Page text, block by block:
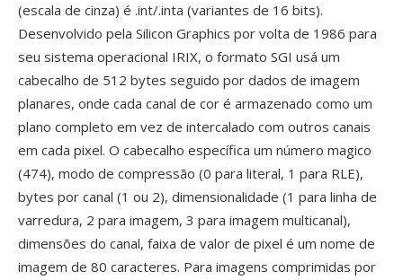
(escala de cinza) é .int/.inta (variantes de 16 bits).
Desenvolvido pela Silicon Graphics por volta de 1986 para
seu sistema operacional IRIX, o formato SGI usá um
cabecalho de 512 bytes seguido por dados de imagem
planares, onde cada canal de cor é armazenado como um
plano completo em vez de intercalado com outros canais
em cada pixel. O cabecalho específica um número magico
(474), modo de compressão (0 para literal, 1 para RLE),
bytes por canal (1 ou 2), dimensionalidade (1 para linha de
varredura, 2 para imagem, 3 para imagem multicanal),
dimensões do canal, faixa de valor de pixel é um nome de
imagem de 80 caracteres. Para imagens comprimidas por